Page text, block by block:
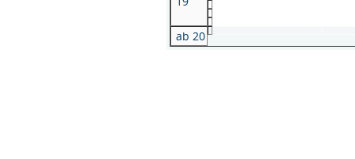
ab 20